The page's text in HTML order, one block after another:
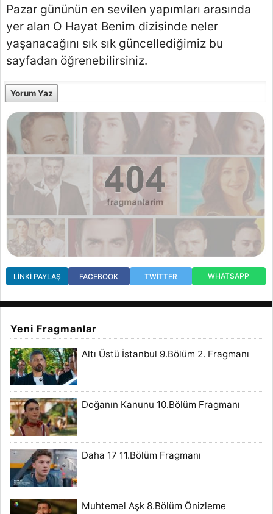
Pazar gününün en sevilen yapımları arasında
yer alan O Hayat Benim dizisinde neler
yaşanacağını sık sık güncellediğimiz bu
sayfadan öğrenebilirsiniz.
Yorum Yaz
LINKI PAYLAŞ FACEBOOK TWITTER WHATSAPP
Yeni Fragmanlar
Altı Üstü İstanbul 9.Bölüm 2. Fragmanı
Doğanın Kanunu 10.Bölüm Fragmanı
Daha 17 11.Bölüm Fragmanı
Muhtemel Aşk 8.Bölüm Önizleme